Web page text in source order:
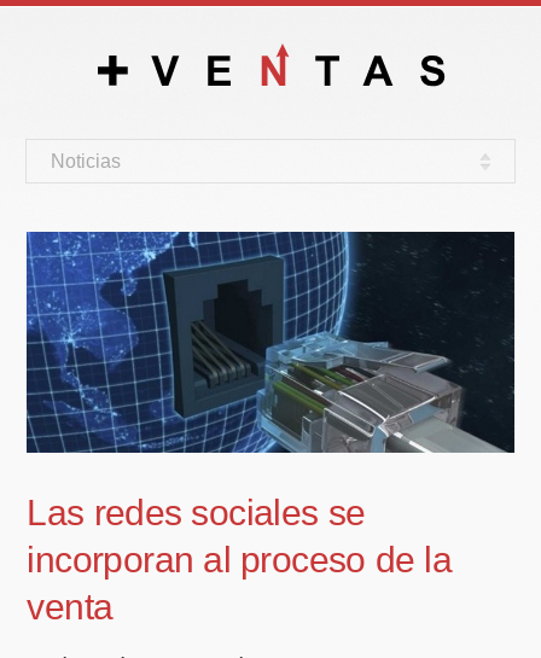
Noticias
Las redes sociales se
incorporan al proceso de la
venta